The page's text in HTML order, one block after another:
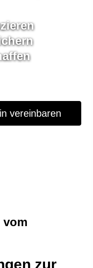
vereinbaren
vom
zur